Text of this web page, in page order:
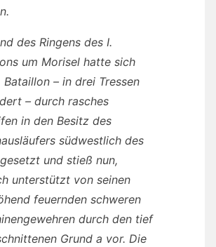
des Ringens des I.
um Morisel hatte sich
Bataillon – in drei Tressen
– durch rasches
in den Besitz des
südwestlich des
und stieß nun,
unterstützt von seinen
feuernden schweren
durch den tief
Grund a vor. Die